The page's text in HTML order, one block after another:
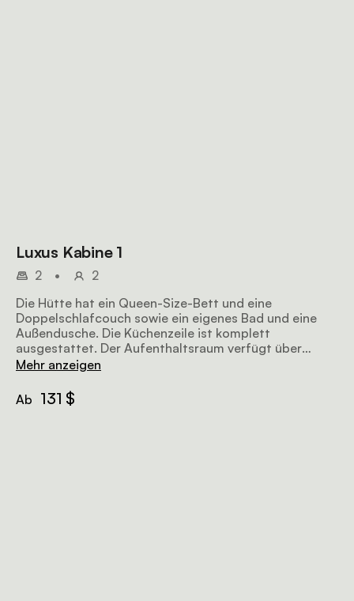
Luxus Kabine 1
2 •
2
Die Hütte hat ein Queen-Size-Bett und eine
Doppelschlafcouch sowie ein eigenes Bad und eine
Außendusche. Die Küchenzeile ist komplett
ausgestattet. Der Aufenthaltsraum verfügt über
bequeme Sitzgelegenheiten, einen Fernseher und Wi-
Mehr anzeigen
Ab 131 $